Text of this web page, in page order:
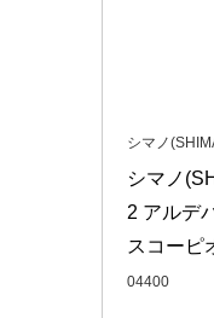
シマノ
シマノ
2 アルデ
スコーピ
04400